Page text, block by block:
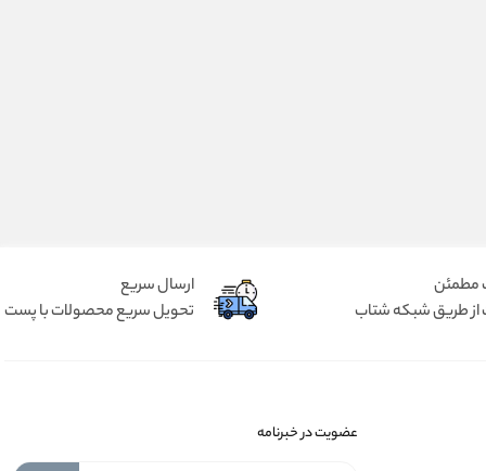
مطمئن
از طریق شبکه شتاب
ارسال سریع
تحویل سریع محصولات با پست
عضویت در خبرنامه